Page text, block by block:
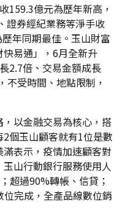
159.3億元為歷年新高，
證券經紀業務等淨手收
年同期最佳。玉山財富
易通」，6月全新升
2.7倍、交易金額成長
不受時間、地點限制，
以金融交易為核心，搭
個玉山顧客就有1位是數
表示，疫情加速顧客對
山行動銀行服務使用人
超過90%轉帳、信貸；
完成，全產品線數位銷